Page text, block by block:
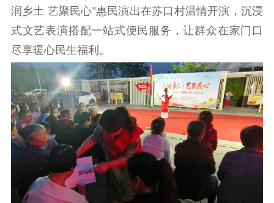
理论学习 宣传宣讲 研究阐释
社科强省 工作通知
成果集萃
江苏文脉
资料下载
新闻宣传
主题宣传 对外宣传
新闻发布
记者之家
品牌栏目
文化文艺
润乡土 艺聚民心”惠民演出在苏口村温情开演，沉浸
式文艺表演搭配一站式便民服务，让群众在家门口
尽享暖心民生福利。